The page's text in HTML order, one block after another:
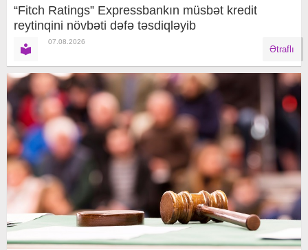
“Fitch Ratings” Expressbankın müsbət kredit
reytinqini növbəti dəfə təsdiqləyib
07.08.2026
Ətraflı